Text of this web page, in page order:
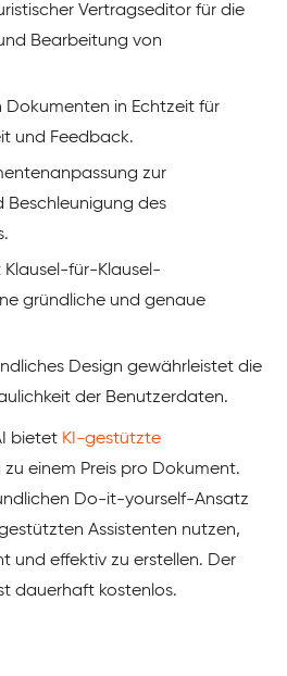
Vertragseditor für die
Bearbeitung von
in Echtzeit für
und Feedback.
zur
Beschleunigung des
für-Klausel-
gründliche und genaue
Design gewährleistet die
der Benutzerdaten.
bietet KI-gestützte
einem Preis pro Dokument.
Do-it-yourself-Ansatz
Assistenten nutzen,
und effektiv zu erstellen. Der
dauerhaft kostenlos.